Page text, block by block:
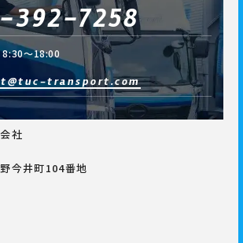
392-7258
～18:00
transport.com
社
今井町104番地